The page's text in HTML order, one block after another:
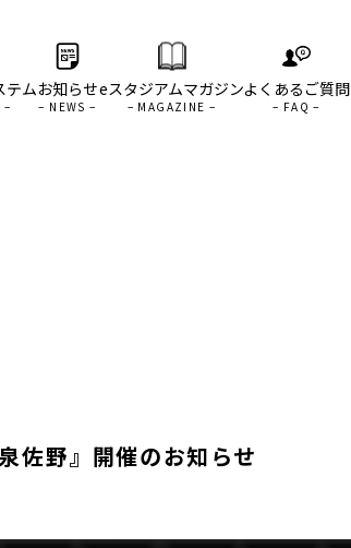
テムお知らせeスタジアムマガジンよくあるご質問
佐野』開催のお知らせ